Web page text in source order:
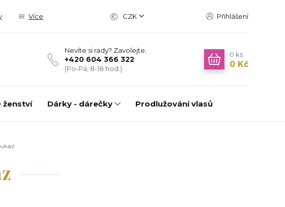
Více CZK Přihlášení
Nevíte si rady? Zavolejte.
+420 604 366 322
(Po-Pá, 8-18 hod.)
0 ks
0 Kč
ženství Dárky - dárečky Prodlužování vlasů